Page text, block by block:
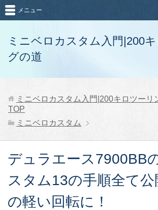
ミニベロカスタム入門|200
グの道
メニュー
ミニベロカスタム入門|200キロツーリ
TOP
ミニベロカスタム
デュラエース7900BB
スタム13の手順全て公
の軽い回転に！